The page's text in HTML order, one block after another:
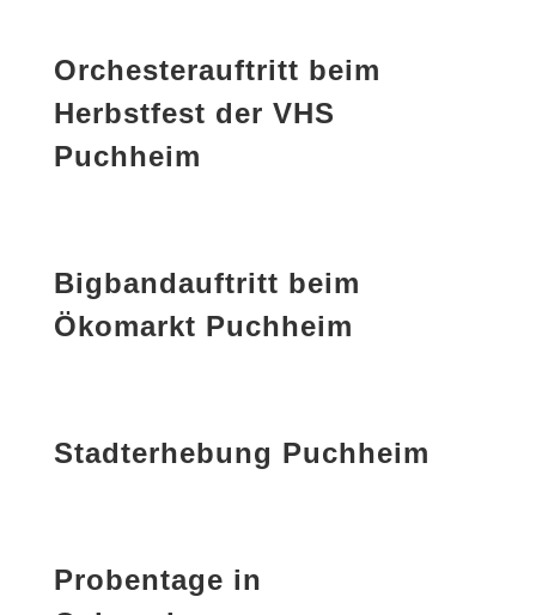
Orchesterauftritt beim
Herbstfest der VHS
Puchheim
Bigbandauftritt beim
Ökomarkt Puchheim
Stadterhebung Puchheim
Probentage in